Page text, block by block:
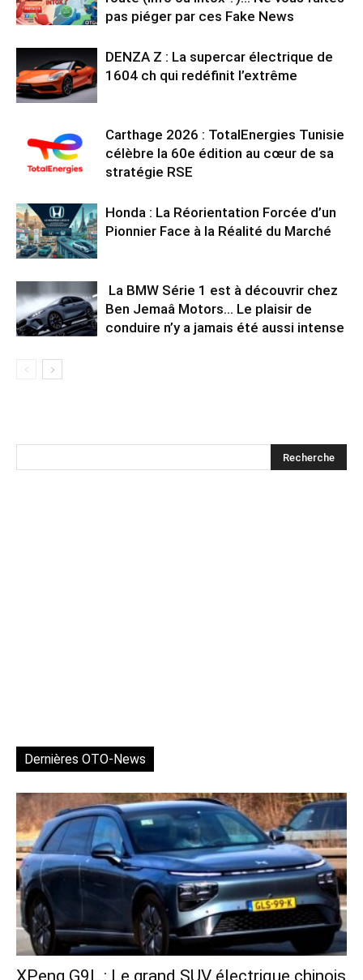
pas piéger par ces Fake News
DENZA Z : La supercar électrique de
1604 ch qui redéfinit l’extrême
Carthage 2026 : TotalEnergies Tunisie
célèbre la 60e édition au cœur de sa
stratégie RSE
Honda : La Réorientation Forcée d’un
Pionnier Face à la Réalité du Marché
La BMW Série 1 est à découvrir chez
Ben Jemaâ Motors… Le plaisir de
conduire n’y a jamais été aussi intense
Dernières OTO-News
XPeng G9L : Le grand SUV électrique chinois